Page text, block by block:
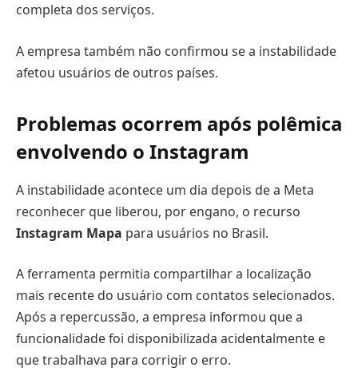
completa dos serviços.
A empresa também não confirmou se a instabilidade
afetou usuários de outros países.
Problemas ocorrem após polêmica
envolvendo o Instagram
A instabilidade acontece um dia depois de a Meta
reconhecer que liberou, por engano, o recurso
Instagram Mapa para usuários no Brasil.
A ferramenta permitia compartilhar a localização
mais recente do usuário com contatos selecionados.
Após a repercussão, a empresa informou que a
funcionalidade foi disponibilizada acidentalmente e
que trabalhava para corrigir o erro.